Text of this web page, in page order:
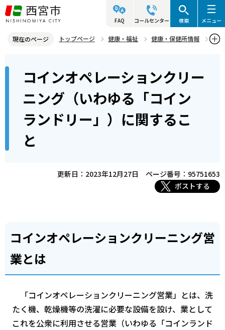
こ
の
ジ
FAQ コールセンター 検索 メニュー
現在のページ トップページ 健康・福祉
健康・保健所情報
コインオペレーションクリーニング（いわゆる「コインランドリ
ー」）に関すること
コインオペレーションクリー
ニング（いわゆる「コイン
ランドリー」）に関するこ
と
更新日：2023年12月27日
ページ番号：95751653
ポストする
コインオペレーションクリーニング営
業とは
「コインオペレーションクリーニング営業」とは、洗
たく機、乾燥機等の洗濯に必要な設備を設け、業として
これを公衆に利用させる営業（いわゆる「コインランド